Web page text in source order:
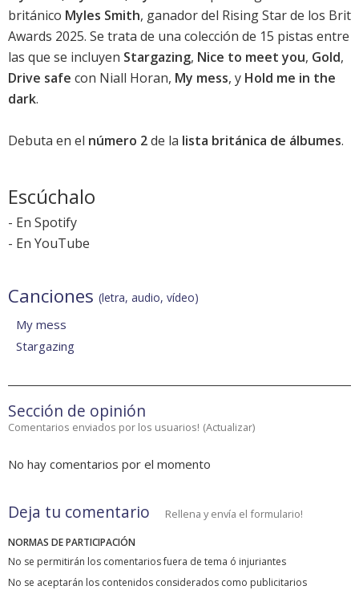
británico Myles Smith, ganador del Rising Star de los Brit
Awards 2025. Se trata de una colección de 15 pistas entre
las que se incluyen Stargazing, Nice to meet you, Gold,
Drive safe con Niall Horan, My mess, y Hold me in the
dark.
Debuta en el número 2de la lista británica de álbumes.
Escúchalo
- En Spotify
- En YouTube
Canciones (letra, audio, vídeo)
My mess
Stargazing
Sección de opinión
Comentarios enviados por los usuarios! (Actualizar)
No hay comentarios por el momento
Deja tu comentario Rellena y envía el formulario!
NORMAS DE PARTICIPACIÓN
No se permitirán los comentarios fuera de tema ó injuriantes
No se aceptarán los contenidos considerados como publicitarios